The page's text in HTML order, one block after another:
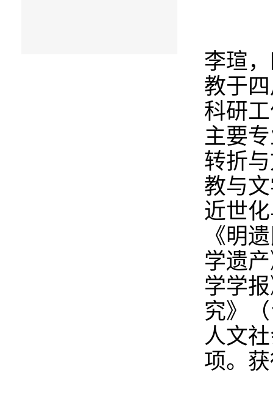
李瑄
教于
科研
主要
转折
教与
近世
《明
学遗
学学
究》
人文
项。